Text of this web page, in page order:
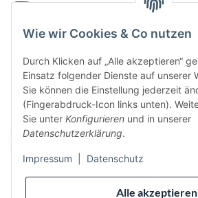
Alle akzeptieren
Wie wir Cookies & Co nutzen
Durch Klicken auf „Alle akzeptieren“
Einsatz folgender Dienste auf unserer
Sie können die Einstellung jederzeit
(Fingerabdruck-Icon links unten).
Sie unter Konfigurieren und in unserer
Datenschutzerklärung.
Impressum Datenschutz
Vertrag
Sicher bezahlen via:
Wir versenden via: